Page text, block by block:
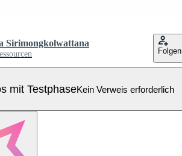
Sirimongkolwattana
Folgen
mit TestphaseKein Verweis erforderlich